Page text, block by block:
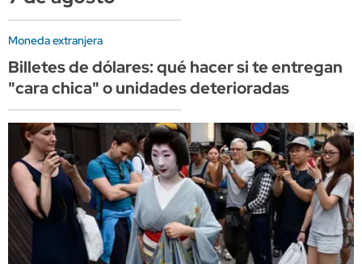
Moneda extranjera
Billetes de dólares: qué hacer si te entregan
"cara chica" o unidades deterioradas